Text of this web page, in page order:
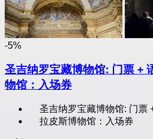
-5%
圣吉纳罗宝藏博物馆: 门票 +
物馆：入场券
圣吉纳罗宝藏博物馆: 门票
拉皮斯博物馆：入场券